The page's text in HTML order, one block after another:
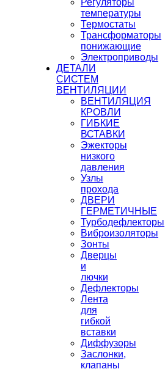
Регуляторы
температуры
Термостаты
Трансформаторы
понижающие
Электроприводы
ДЕТАЛИ
СИСТЕМ
ВЕНТИЛЯЦИИ
ВЕНТИЛЯЦИЯ
КРОВЛИ
ГИБКИЕ
ВСТАВКИ
Эжекторы
низкого
давления
Узлы
прохода
ДВЕРИ
ГЕРМЕТИЧНЫЕ
Турбодефлекторы
Виброизоляторы
Зонты
Дверцы
и
лючки
Дефлекторы
Лента
для
гибкой
вставки
Диффузоры
Заслонки,
клапаны